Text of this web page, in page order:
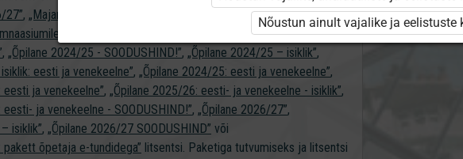
27”, „Majandusõpik gümnaasiumile erakasutajale”
õpetajale”
„Majandusõpik gümnaasiumile õpilasele”,
, „Õpilane 2024/25 - SOODUSHIND!”, „Õpilane 2024/25 – isiklik”,
eesti ja venekeelne”, „Õpilane 2024/25: eesti ja venekeelne”,
eesti ja venekeelne”, „Õpilane 2025/26: eesti- ja venekeelne - isiklik”,
ja venekeelne - SOODUSHIND!”, „Õpilane 2026/27”,
isiklik”, „Õpilane 2026/27 SOODUSHIND” või
pakett õpetaja e-tundidega” litsentsi. Paketiga tutvumiseks ja litsentsi
Nõustun ainult vajalike ja eelistuste